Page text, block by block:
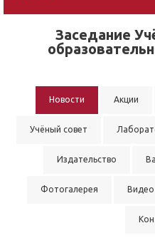
Заседание
Новости Акции
Учёный совет
Издательство
Фотогалерея Видео